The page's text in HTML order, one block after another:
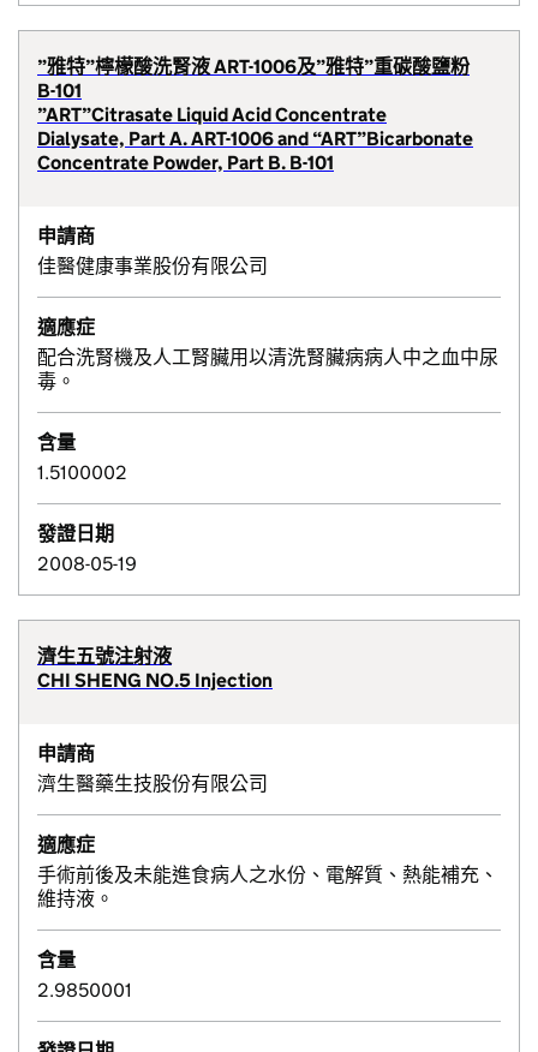
”雅特”檸檬酸洗腎液 ART-1006及”雅特”重碳酸鹽粉
B-101
”ART”Citrasate Liquid Acid Concentrate
Dialysate, Part A. ART-1006 and “ART”Bicarbonate
Concentrate Powder, Part B. B-101
申請商
佳醫健康事業股份有限公司
適應症
配合洗腎機及人工腎臟用以清洗腎臟病病人中之血中尿
毒。
含量
1.5100002
發證日期
2008-05-19
濟生五號注射液
CHI SHENG NO.5 Injection
申請商
濟生醫藥生技股份有限公司
適應症
手術前後及未能進食病人之水份、電解質、熱能補充、
維持液。
含量
2.9850001